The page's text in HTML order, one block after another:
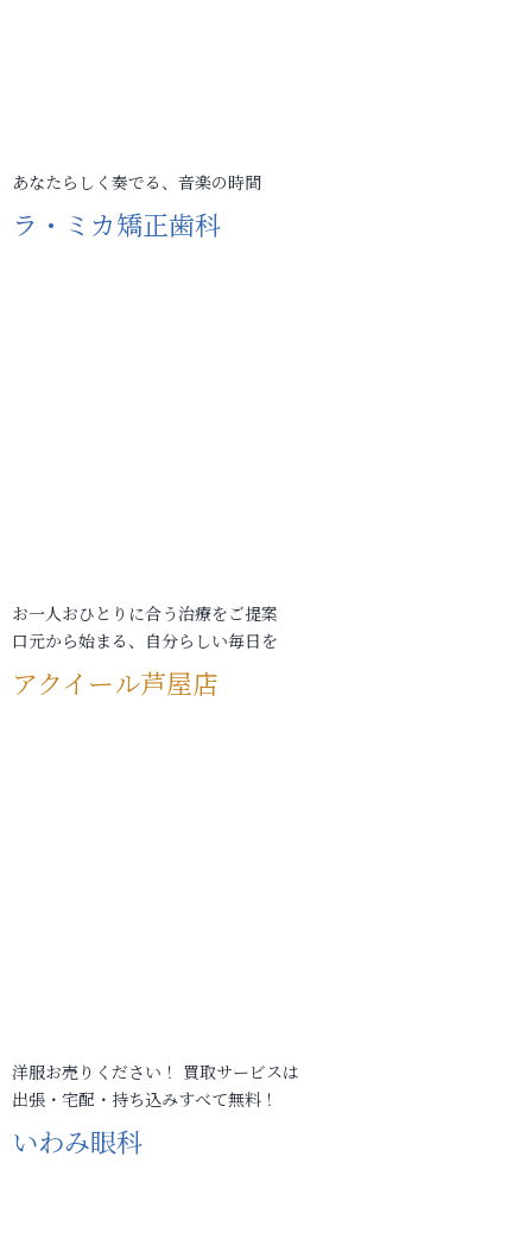
あなたらしく奏でる、音楽の時間
ラ・ミカ矯正歯科
お一人おひとりに合う治療をご提案
口元から始まる、自分らしい毎日を
アクイール芦屋店
洋服お売りください！ 買取サービスは
出張・宅配・持ち込みすべて無料！
いわみ眼科